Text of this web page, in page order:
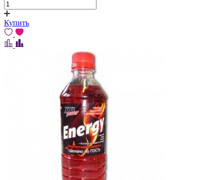
Купить